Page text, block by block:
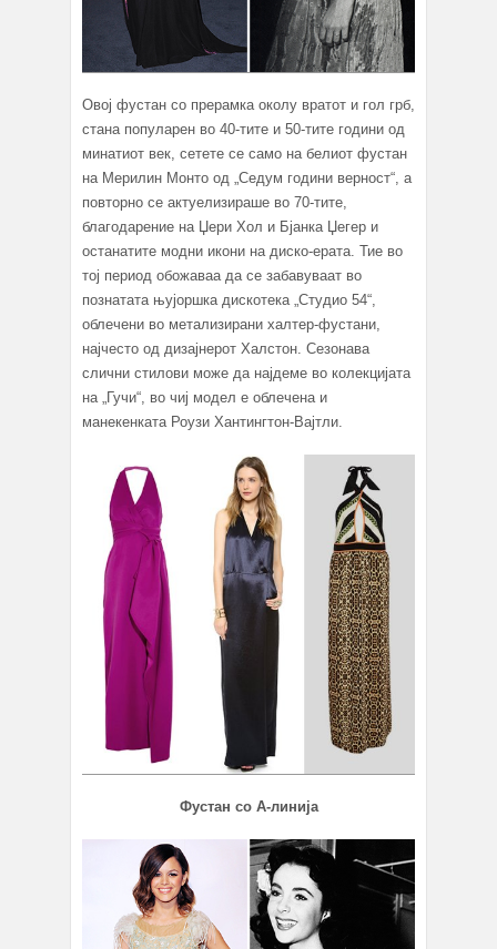
Овој фустан со прерамка околу вратот и гол грб,
стана популарен во 40-тите и 50-тите години од
минатиот век, сетете се само на белиот фустан
на Мерилин Монто од „Седум години верност“, а
повторно се актуелизираше во 70-тите,
благодарение на Џери Хол и Бјанка Џегер и
останатите модни икони на диско-ерата. Тие во
тој период обожаваа да се забавуваат во
познатата њујоршка дискотека „Студио 54“,
облечени во метализирани халтер-фустани,
најчесто од дизајнерот Халстон. Сезонава
слични стилови може да најдеме во колекцијата
на „Гучи“, во чиј модел е облечена и
манекенката Роузи Хантингтон-Вајтли.
Фустан со А-линија